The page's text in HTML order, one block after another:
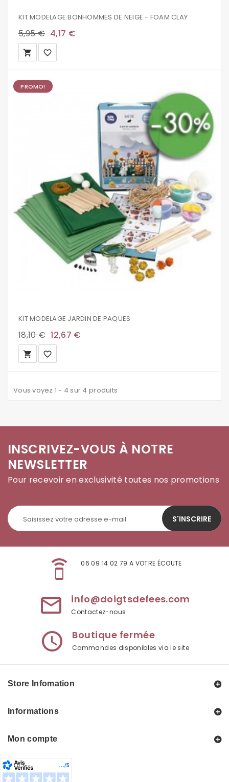
KIT MODELAGE BONHOMMES DE NEIGE - FOAM CLAY
5,95 € 4,17 €
local_grocery_store favorite_border
PROMO!
KIT MODELAGE JARDIN DE PAQUES
18,10 € 12,67 €
local_grocery_store favorite_border
Vous voyez 1 - 4 sur 4 produits
INSCRIVEZ-VOUS À NOTRE
NEWSLETTER
Pour recevoir en exclusivité toutes nos promotions
S'INSCRIRE
speaker_phone 06 09 14 02 79 A VOTRE ÉCOUTE
mail_outline info@doigtsdefees.com
Contactez-nous
access_time Boutique fermée
Commandes disponibles via le site
Store Infomation
Informations
Mon compte